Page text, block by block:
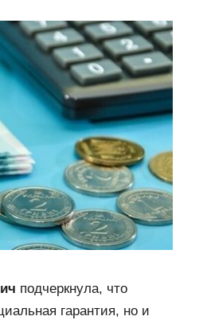
подчеркнула, что
гарантия, но и